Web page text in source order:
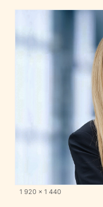
1 920 x 1 440